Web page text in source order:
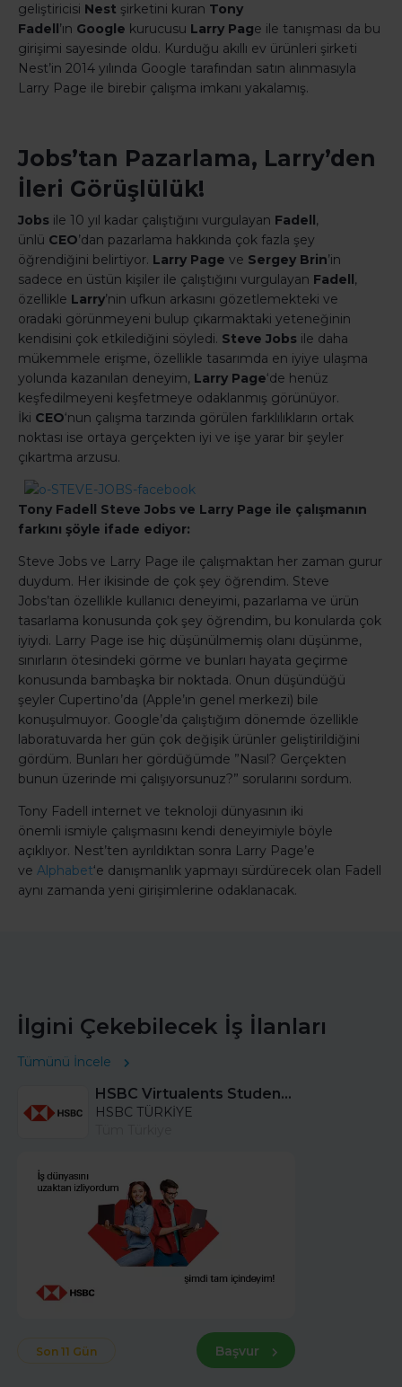
geliştiricisi Nest şirketini kuran Tony
Fadell’ın Google kurucusu Larry Page ile tanışması da bu
girişimi sayesinde oldu. Kurduğu akıllı ev ürünleri şirketi
Nest’in 2014 yılında Google tarafından satın alınmasıyla
Larry Page ile birebir çalışma imkanı yakalamış.
Jobs’tan Pazarlama, Larry’den
İleri Görüşlülük!
Jobs ile 10 yıl kadar çalıştığını vurgulayan Fadell,
ünlü CEO’dan pazarlama hakkında çok fazla şey
öğrendiğini belirtiyor. Larry Page ve Sergey Brin’in
sadece en üstün kişiler ile çalıştığını vurgulayan Fadell,
özellikle Larry’nin ufkun arkasını gözetlemekteki ve
oradaki görünmeyeni bulup çıkarmaktaki yeteneğinin
kendisini çok etkilediğini söyledi. Steve Jobs ile daha
mükemmele erişme, özellikle tasarımda en iyiye ulaşma
yolunda kazanılan deneyim, Larry Page‘de henüz
keşfedilmeyeni keşfetmeye odaklanmış görünüyor.
İki CEO‘nun çalışma tarzında görülen farklılıkların ortak
noktası ise ortaya gerçekten iyi ve işe yarar bir şeyler
çıkartma arzusu.
Tony Fadell Steve Jobs ve Larry Page ile çalışmanın
farkını şöyle ifade ediyor:
Steve Jobs ve Larry Page ile çalışmaktan her zaman gurur
duydum. Her ikisinde de çok şey öğrendim. Steve
Jobs’tan özellikle kullanıcı deneyimi, pazarlama ve ürün
tasarlama konusunda çok şey öğrendim, bu konularda çok
iyiydi. Larry Page ise hiç düşünülmemiş olanı düşünme,
sınırların ötesindeki görme ve bunları hayata geçirme
konusunda bambaşka bir noktada. Onun düşündüğü
şeyler Cupertino’da (Apple’ın genel merkezi) bile
konuşulmuyor. Google’da çalıştığım dönemde özellikle
laboratuvarda her gün çok değişik ürünler geliştirildiğini
gördüm. Bunları her gördüğümde ”Nasıl? Gerçekten
bunun üzerinde mi çalışıyorsunuz?” sorularını sordum.
Tony Fadell internet ve teknoloji dünyasının iki
önemli ismiyle çalışmasını kendi deneyimiyle böyle
açıklıyor. Nest’ten ayrıldıktan sonra Larry Page’e
ve Alphabet‘e danışmanlık yapmayı sürdürecek olan Fadell
aynı zamanda yeni girişimlerine odaklanacak.
İlgini Çekebilecek İş İlanları
Tümünü İncele
HSBC Virtualents Student Program bu sene de devam ediyor!
HSBC TÜRKİYE
Son 11 Gün Başvur